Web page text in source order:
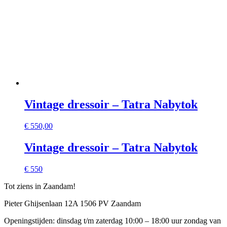
Vintage dressoir – Tatra Nabytok
€ 550,00
Vintage dressoir – Tatra Nabytok
€ 550
Tot ziens in Zaandam!
Pieter Ghijsenlaan 12A 1506 PV Zaandam
Openingstijden: dinsdag t/m zaterdag 10:00 – 18:00 uur zondag van